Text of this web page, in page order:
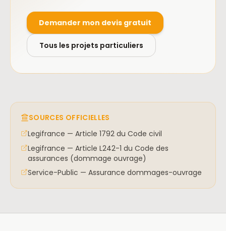
Demander mon devis gratuit
Tous les projets particuliers
SOURCES OFFICIELLES
Legifrance — Article 1792 du Code civil
Legifrance — Article L242-1 du Code des
assurances (dommage ouvrage)
Service-Public — Assurance dommages-ouvrage